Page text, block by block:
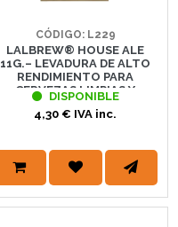
CÓDIGO: L229
LALBREW® HOUSE ALE
11G.– LEVADURA DE ALTO
RENDIMIENTO PARA
CERVEZAS LIMPIAS Y
VERSÁTILES | LALLEMAND
BREWING
DISPONIBLE
4,30 € IVA inc.